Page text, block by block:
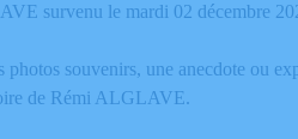
survenu le mardi 02 décembre
souvenirs, une anecdote ou
de Rémi ALGLAVE.